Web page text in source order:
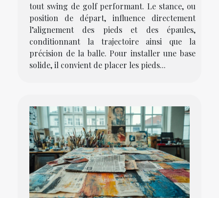
tout swing de golf performant. Le stance, ou
position de départ, influence directement
l’alignement des pieds et des épaules,
conditionnant la trajectoire ainsi que la
précision de la balle. Pour installer une base
solide, il convient de placer les pieds...